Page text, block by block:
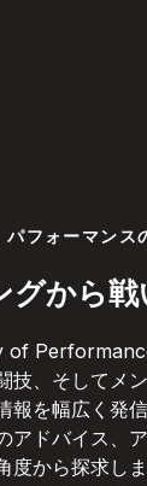
パフォーマンス
グから戦
of
技、そしてメ
報を幅広く発
アドバイス、
度から探求しま